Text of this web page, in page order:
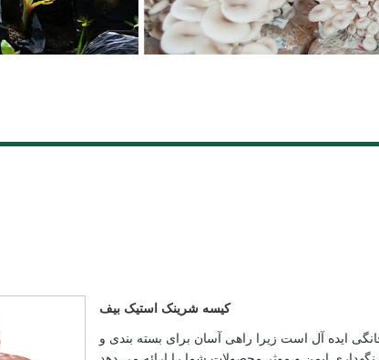
کیسه شرینک استیک بیف
ایده آل است زیرا راهی آسان برای بسته بندی و